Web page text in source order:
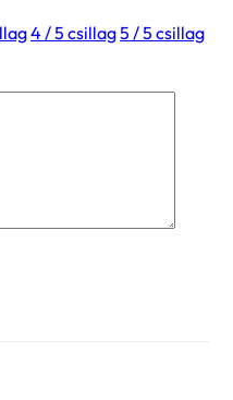
4 / 5 csillag5 / 5 csillag